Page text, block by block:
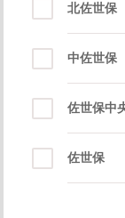
北佐世保
中佐世保
佐世保中
佐世保